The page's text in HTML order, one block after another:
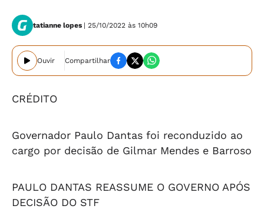
tatianne lopes | 25/10/2022 às 10h09
Ouvir Compartilhar
CRÉDITO
Governador Paulo Dantas foi reconduzido ao
cargo por decisão de Gilmar Mendes e Barroso
PAULO DANTAS REASSUME O GOVERNO APÓS
DECISÃO DO STF